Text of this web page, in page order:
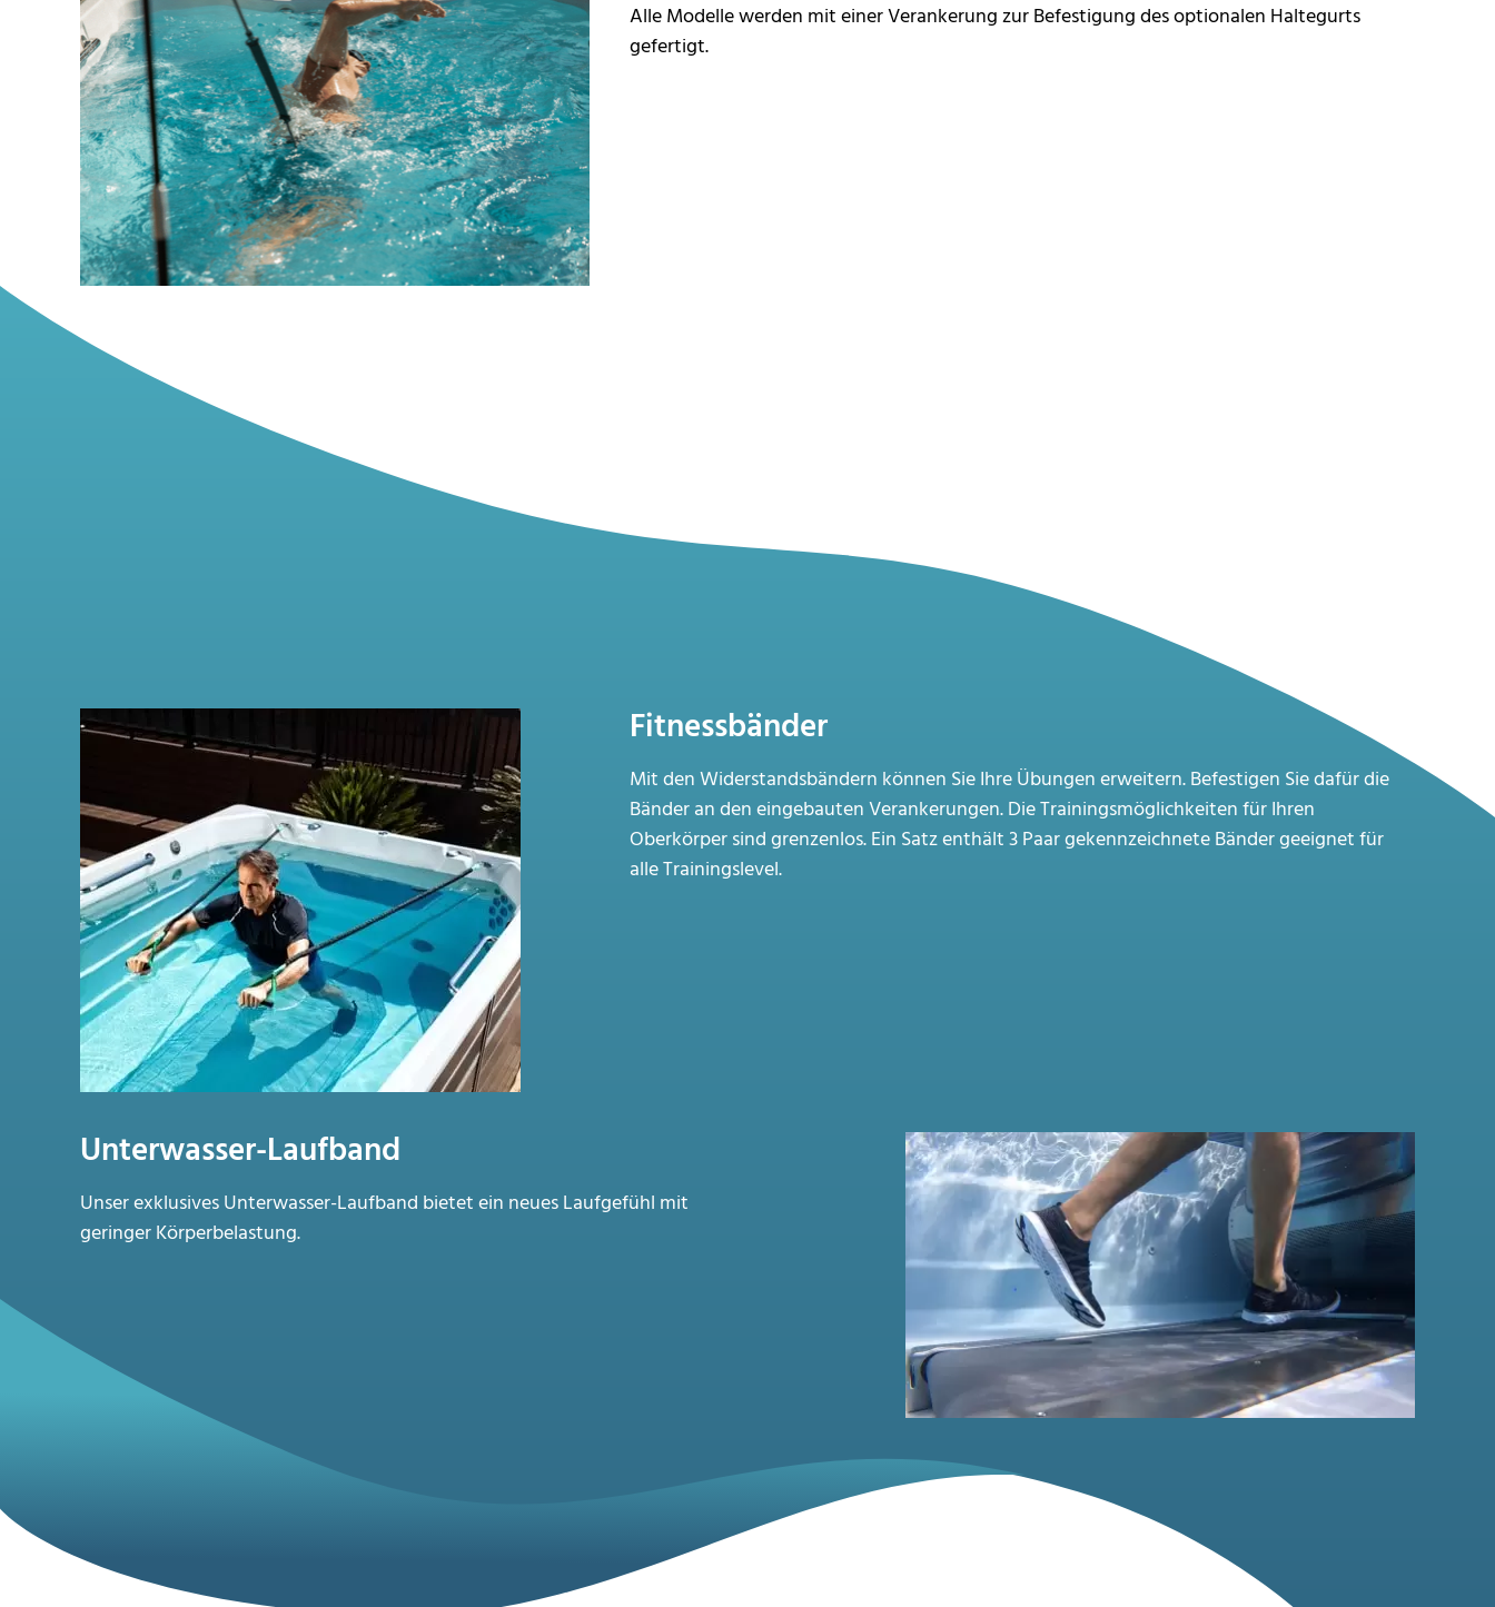
Alle Modelle werden mit einer Verankerung zurBefestigung des optionalen Haltegurts
gefertigt.
Fitnessbänder
Mit den Widerstandsbändern können Sie Ihre Übungen erweitern. Befestigen Sie dafür die
Bänder an den eingebauten Verankerungen. Die Trainingsmöglichkeiten für Ihren
Oberkörper sind grenzenlos. Ein Satz enthält 3 Paar gekennzeichnete Bänder geeignet für
alle Trainingslevel.
Unterwasser-Laufband
Unser exklusives Unterwasser-Laufband bietet ein neues Laufgefühl mit
geringer Körperbelastung.